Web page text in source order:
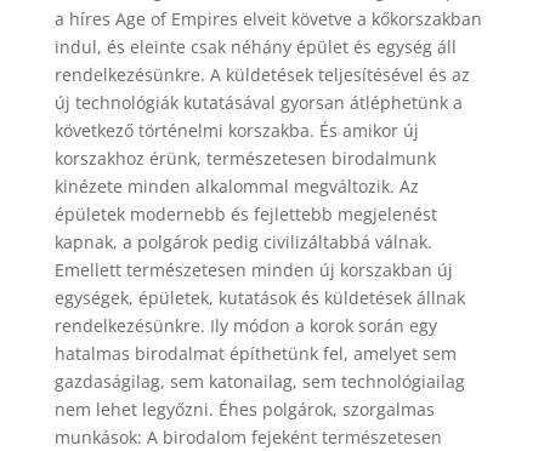
a híres Age of Empires elveit követve a kőkorszakban
indul, és eleinte csak néhány épület és egység áll
rendelkezésünkre. A küldetések teljesítésével és az
új technológiák kutatásával gyorsan átléphetünk a
következő történelmi korszakba. És amikor új
korszakhoz érünk, természetesen birodalmunk
kinézete minden alkalommal megváltozik. Az
épületek modernebb és fejlettebb megjelenést
kapnak, a polgárok pedig civilizáltabbá válnak.
Emellett természetesen minden új korszakban új
egységek, épületek, kutatások és küldetések állnak
rendelkezésünkre. Ily módon a korok során egy
hatalmas birodalmat építhetünk fel, amelyet sem
gazdaságilag, sem katonailag, sem technológiailag
nem lehet legyőzni. Éhes polgárok, szorgalmas
munkások: A birodalom fejeként természetesen